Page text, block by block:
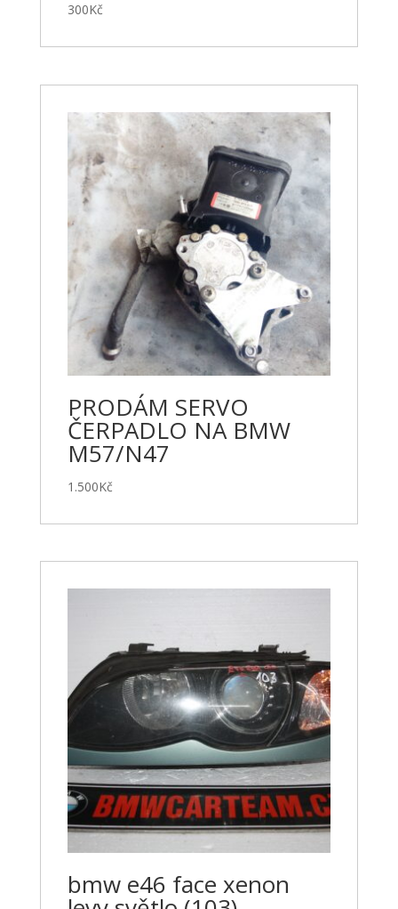
300Kč
PRODÁM SERVO
ČERPADLO NA BMW
M57/N47
1.500Kč
bmw e46 face xenon